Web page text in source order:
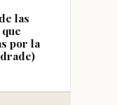
las
por la